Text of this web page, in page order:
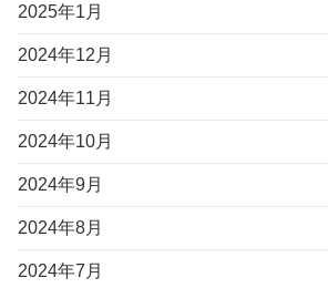
2025年1月
2024年12月
2024年11月
2024年10月
2024年9月
2024年8月
2024年7月